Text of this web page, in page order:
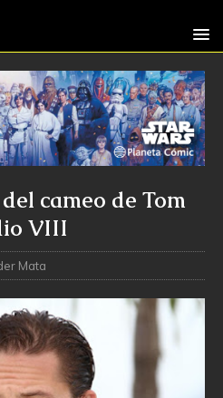
cameo de Tom
VIII
Mata